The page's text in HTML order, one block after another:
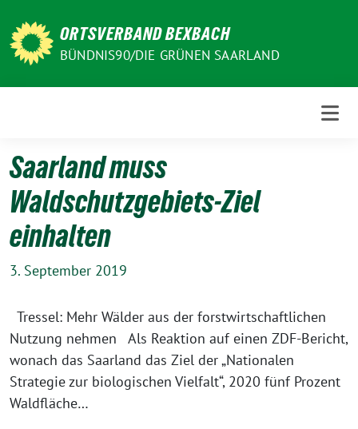
zum
Inhalt
ORTSVERBAND BEXBACH
BÜNDNIS90/DIE GRÜNEN SAARLAND
Saarland muss
Waldschutzgebiets-Ziel
einhalten
3. September 2019
Tressel: Mehr Wälder aus der forstwirtschaftlichen
Nutzung nehmen Als Reaktion auf einen ZDF-Bericht,
wonach das Saarland das Ziel der „Nationalen
Strategie zur biologischen Vielfalt“, 2020 fünf Prozent
Waldfläche…